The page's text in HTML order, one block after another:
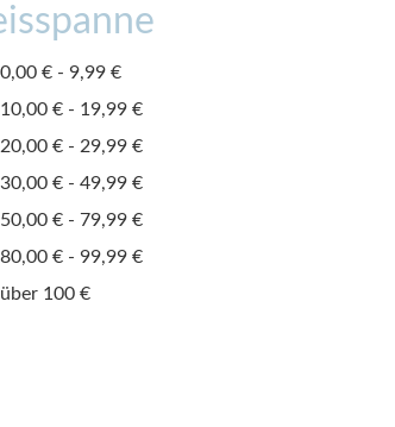
0,00 € - 9,99 €
10,00 € - 19,99 €
20,00 € - 29,99 €
30,00 € - 49,99 €
50,00 € - 79,99 €
80,00 € - 99,99 €
über 100 €